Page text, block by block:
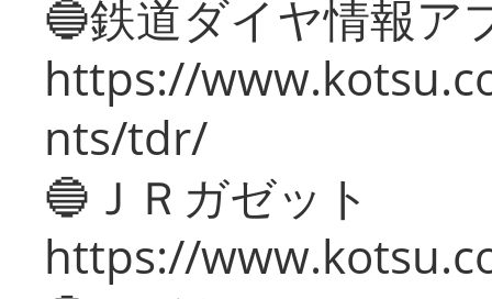
🔵鉄道ダイヤ情報ア
https://
nts/tdr/
🔵ＪＲガゼット
https://